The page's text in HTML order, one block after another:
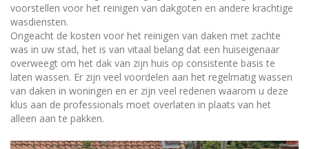
voorstellen voor het reinigen van dakgoten en andere krachtige
wasdiensten.
Ongeacht de kosten voor het reinigen van daken met zachte
was in uw stad, het is van vitaal belang dat een huiseigenaar
overweegt om het dak van zijn huis op consistente basis te
laten wassen. Er zijn veel voordelen aan het regelmatig wassen
van daken in woningen en er zijn veel redenen waarom u deze
klus aan de professionals moet overlaten in plaats van het
alleen aan te pakken.